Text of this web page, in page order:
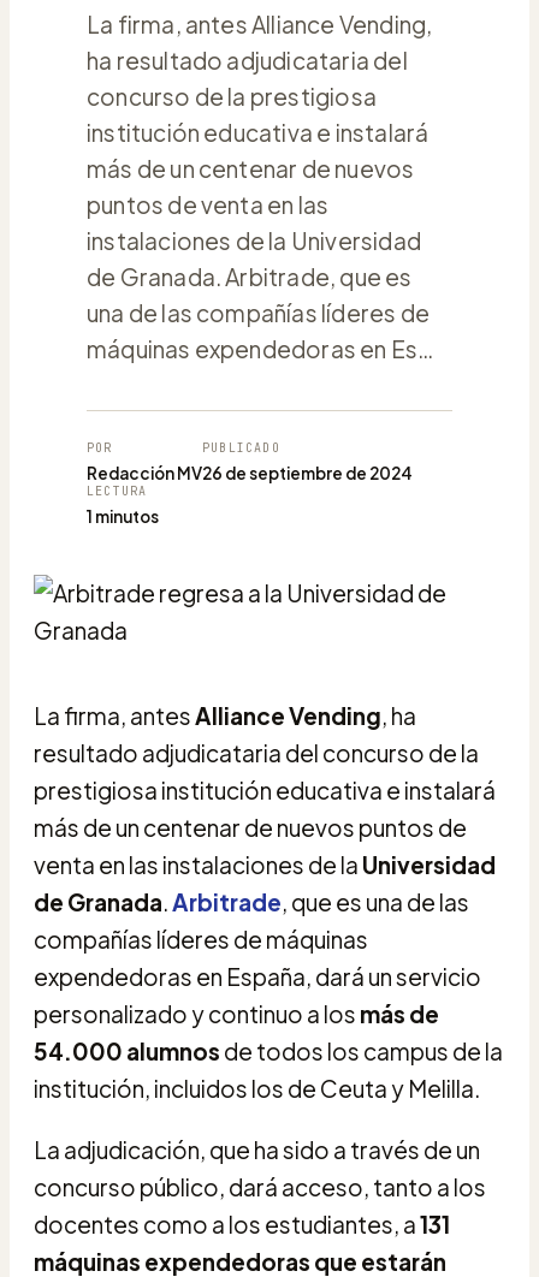
La firma, antes Alliance Vending,
ha resultado adjudicataria del
concurso de la prestigiosa
institución educativa e instalará
más de un centenar de nuevos
puntos de venta en las
instalaciones de la Universidad
de Granada. Arbitrade, que es
una de las compañías líderes de
máquinas expendedoras en Es…
POR
Redacción MV
PUBLICADO
26 de septiembre de 2024
LECTURA
1 minutos
La firma, antesAlliance Vending, ha
resultado adjudicataria del concurso de la
prestigiosa institución educativa e instalará
más de un centenar de nuevos puntos de
venta en las instalaciones de la Universidad
de Granada.Arbitrade, que es una de las
compañías líderes de máquinas
expendedoras en España, dará un servicio
personalizado y continuo a los más de
54.000 alumnos de todos los campus de la
institución, incluidos los de Ceuta y Melilla.
La adjudicación, que ha sido a través de un
concurso público, dará acceso, tanto a los
docentes como a los estudiantes, a131
máquinas expendedoras que estarán